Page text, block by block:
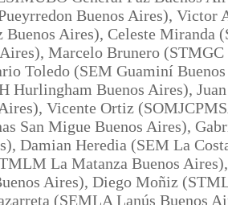
Buenos Aires), Victor
Buenos Aires), Celeste Miranda
Marcelo Brunero (STMGC
Toledo (SEM Guaminí
Hurlingham Buenos Aires),
Vicente Ortiz
San Migue Buenos Aires),
Damian Heredia (SEM La
La Matanza Buenos
Aires), Diego Moñiz
(SEMLA Lanús Buenos